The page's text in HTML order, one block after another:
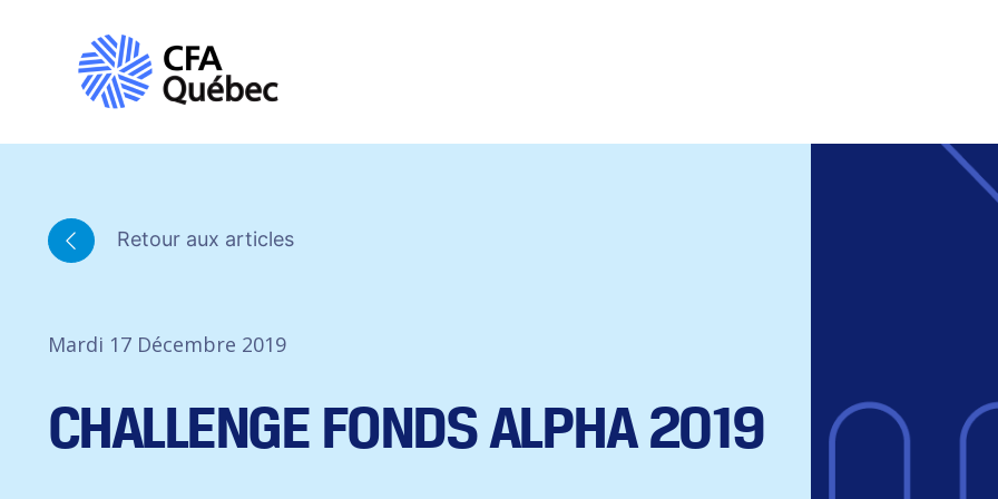
Retour aux articles
Mardi 17 Décembre 2019
CHALLENGE FONDS ALPHA 2019